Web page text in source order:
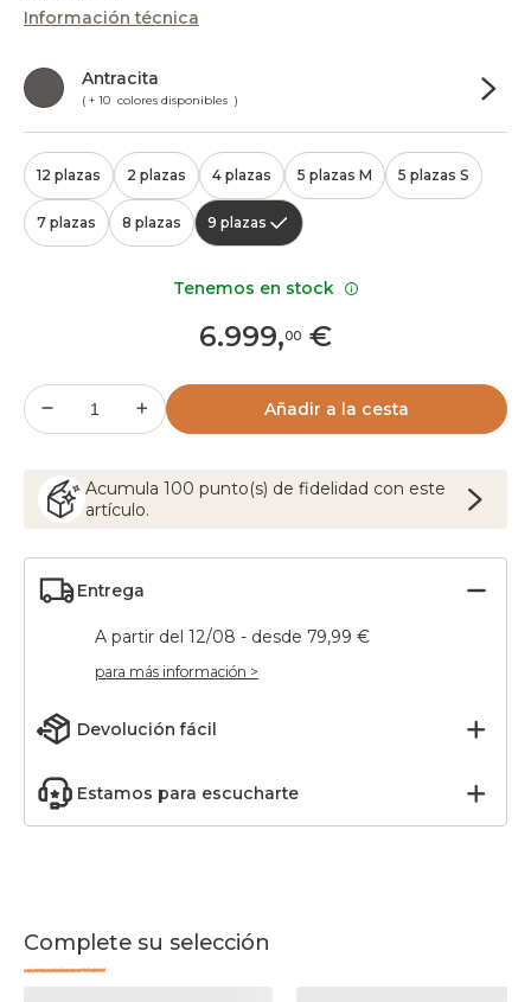
Información técnica
Antracita
( + 10 colores disponibles )
12 plazas 2 plazas 4 plazas 5 plazas M 5 plazas S
7 plazas 8 plazas 9 plazas
6.999,00 €
Añadir a la cesta
Acumula 100 punto(s) de fidelidad con este
artículo.
Entrega
A partir del 12/08 - desde 79,99 €
para más información >
Devolución fácil
Estamos para escucharte
Complete su selección